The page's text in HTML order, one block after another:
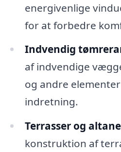
energivenlige
for at forbedre
Indvendig
af indvendige
og andre
indretning.
Terrasser og
konstruktion af